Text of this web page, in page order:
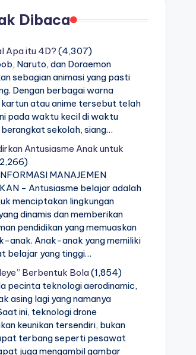
Dibaca
Apa itu 4D? (4,307)
Naruto, dan Doraemon
sebagian animasi yang pasti
Dengan berbagai warna
kartun atau anime tersebut telah
pada waktu kecil di waktu
sekolah, siang…
Antusiasme Anak untuk
MANAJEMEN
- Antusiasme belajar adalah
menciptakan lingkungan
dinamis dan memberikan
pendidikan yang memuaskan
anak. Anak-anak yang memiliki
belajar yang tinggi…
Berbentuk Bola(1,854)
pecinta teknologi aerodinamic,
asing lagi yang namanya
ini, teknologi drone
keunikan tersendiri, bukan
terbang seperti pesawat
juga mengambil gambar